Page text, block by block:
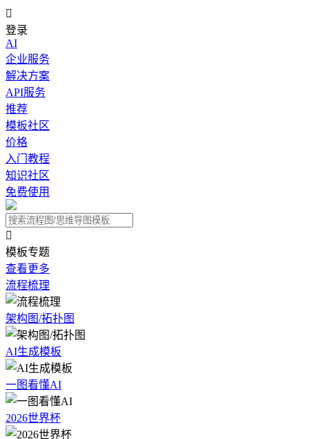

登录
AI
企业服务
解决方案
API服务
推荐
模板社区
价格
入门教程
知识社区
免费使用

模板专题
查看更多
流程梳理
架构图/拓扑图
AI生成模板
一图看懂AI
2026世界杯